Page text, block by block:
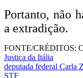
Portanto, não
a extradição.
FONTE/CRÉDITOS:
Justiça da Itália
deputada federal Carla
STF